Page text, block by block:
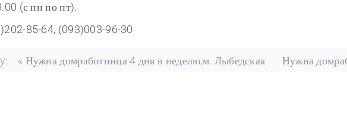
(с пн по пт).
85-64, (093)003-96-30
« Нужна домработница 4 дня в неделю,м. Лыбедская Нужна